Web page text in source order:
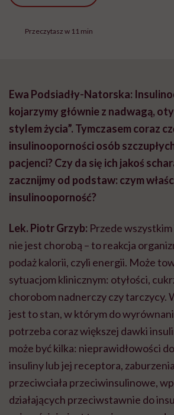
Przeczytasz w 11 min
Ewa Podsiadły-Natorska:
kojarzymy głównie z nadwagą,
stylem życia”. Tymczasem coraz
insulinooporności osób
pacjenci? Czy da się ich jakoś
zacznijmy od podstaw: czym
insulinooporność?
Lek. Piotr Grzyb: Przede
nie jest chorobą – to reakcja
podaż kalorii, czyli energii. Może
sytuacjom klinicznym: otyłości,
chorobom nadnerczy czy tarczycy.
jest to stan, w którym do
potrzeba coraz większej dawki
może być kilka: nieprawidłowości
insuliny lub jej receptora,
przeciwciała przeciwinsulinowe,
działających przeciwstawnie do